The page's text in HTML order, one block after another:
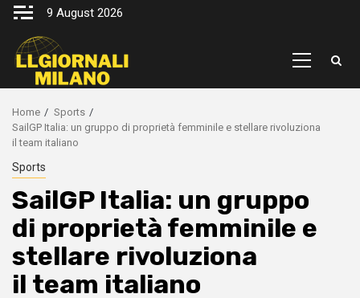
Skip
content
9 August 2026
Primary
Home
Sports
SailGP Italia: un gruppo di proprietà femminile e stellare rivoluziona
il team italiano
Sports
SailGP Italia: un gruppo
di proprietà femminile e
stellare rivoluziona
il team italiano